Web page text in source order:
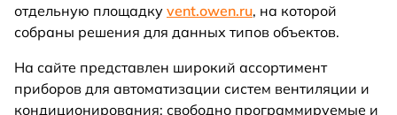
отдельную площадку vent.owen.ru, на которой
собраны решения для данных типов объектов.
На сайте представлен широкий ассортимент
приборов для автоматизации систем вентиляции и
кондиционирования: свободно программируемые и